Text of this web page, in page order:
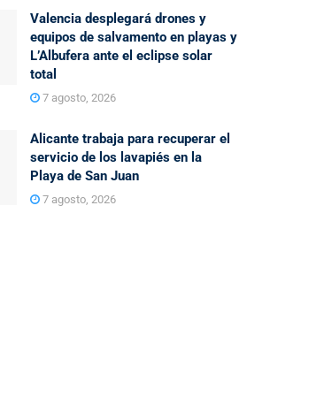
Valencia desplegará drones y
equipos de salvamento en playas y
L’Albufera ante el eclipse solar
total
7 agosto, 2026
Alicante trabaja para recuperar el
servicio de los lavapiés en la
Playa de San Juan
7 agosto, 2026